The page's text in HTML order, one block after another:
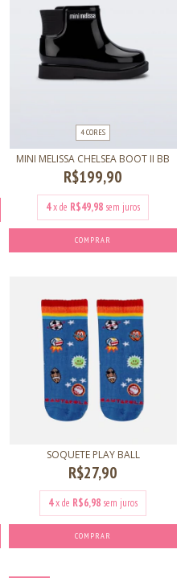
4 CORES
MINI MELISSA CHELSEA BOOT II BB
R$199,90
4x de R$49,98 sem juros
COMPRAR
SOQUETE PLAY BALL
R$27,90
4x de R$6,98 sem juros
COMPRAR